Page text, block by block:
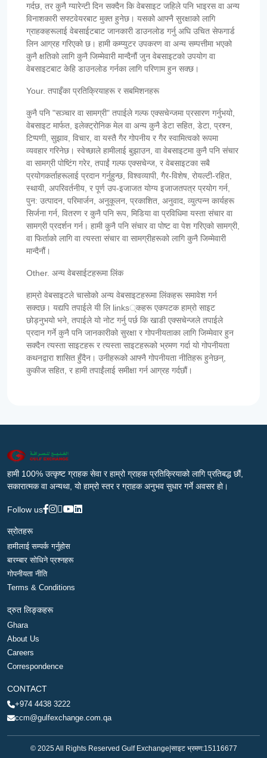
गर्दछ, तर कुनै ग्यारेन्टी दिन सक्दैन कि वेबसाइट जहिले पनि भाइरस वा अन्य
विनाशकारी सफ्टवेयरबाट मुक्त हुनेछ। यसको आफ्नै सुरक्षाको लागि
ग्राहकहरूलाई वेबसाईटबाट जानकारी डाउनलोड गर्नु अघि उचित सेफगार्ड
लिन आग्रह गरिएको छ। हामी कम्प्युटर उपकरण वा अन्य सम्पत्तीमा भएको
कुनै क्षतिको लागि कुनै जिम्मेवारी मान्दैनौं जुन वेबसाइटको उपयोग वा
वेबसाइटबाट केहि डाउनलोड गर्नका लागि परिणाम हुन सक्छ।
Your. तपाइँका प्रतिक्रियाहरू र सबमिशनहरू
कुनै पनि "सञ्चार वा सामग्री" तपाईले गल्फ एक्सचेन्जमा प्रसारण गर्नुभयो,
वेबसाइट मार्फत, इलेक्ट्रोनिक मेल वा अन्य कुनै डेटा सहित, डेटा, प्रश्न,
टिप्पणी, सुझाव, विचार, वा यस्तै गैर गोपनीय र गैर स्वामित्वको रूपमा
व्यवहार गरिनेछ। स्वेच्छाले हामीलाई बुझाउन, वा वेबसाइटमा कुनै पनि संचार
वा सामग्री पोष्टिंग गरेर, तपाईं गल्फ एक्सचेन्ज, र वेबसाइटका सबै
प्रयोगकर्ताहरूलाई प्रदान गर्नुहुन्छ, विश्वव्यापी, गैर-विशेष, रोयल्टी-रहित,
स्थायी, अपरिवर्तनीय, र पूर्ण उप-इजाजत योग्य इजाजतपत्र प्रयोग गर्न,
पुन: उत्पादन, परिमार्जन, अनुकूलन, प्रकाशित, अनुवाद, व्युत्पन्न कार्यहरू
सिर्जना गर्न, वितरण र कुनै पनि रूप, मिडिया वा प्रविधिमा यस्ता संचार वा
सामग्री प्रदर्शन गर्न। हामी कुनै पनि संचार वा पोष्ट वा पेश गरिएको सामग्री,
वा फिर्ताको लागि वा त्यस्ता संचार वा सामग्रीहरूको लागि कुनै जिम्मेवारी
मान्दैनौं।
Other. अन्य वेबसाईटहरूमा लिंक
हाम्रो वेबसाइटले चासोको अन्य वेबसाइटहरूमा लिंकहरू समावेश गर्न
सक्दछ। यद्यपि तपाईले यी लि links्कहरू एकपटक हाम्रो साइट
छोड्नुभयो भने, तपाईले यो नोट गर्नु पर्छ कि खाडी एक्सचेन्जले तपाईले
प्रदान गर्ने कुनै पनि जानकारीको सुरक्षा र गोपनीयताका लागि जिम्मेवार हुन
सक्दैन त्यस्ता साइटहरू र त्यस्ता साइटहरूको भ्रमण गर्दा यो गोपनीयता
कथनद्वारा शासित हुँदैन। उनीहरूको आफ्नै गोपनीयता नीतिहरू हुनेछन्,
कुकीज सहित, र हामी तपाईंलाई समीक्षा गर्न आग्रह गर्दछौं।
हामी 100% उत्कृष्ट ग्राहक सेवा र हाम्रो ग्राहक प्रतिक्रियाको लागि प्रतिबद्ध छौं,
सकारात्मक वा अन्यथा, यो हाम्रो स्तर र ग्राहक अनुभव सुधार गर्ने अवसर हो।
Follow us
स्रोतहरू
हामीलाई सम्पर्क गर्नुहोस
बारम्बार सोधिने प्रश्नहरू
गोपनीयता नीति
Terms & Conditions
द्रुत लिङ्कहरू
Ghara
About Us
Careers
Correspondence
CONTACT
+974 4438 3222
ccm@gulfexchange.com.qa
© 2025 All Rights Reserved Gulf Exchange साइट भ्रमण:15116677